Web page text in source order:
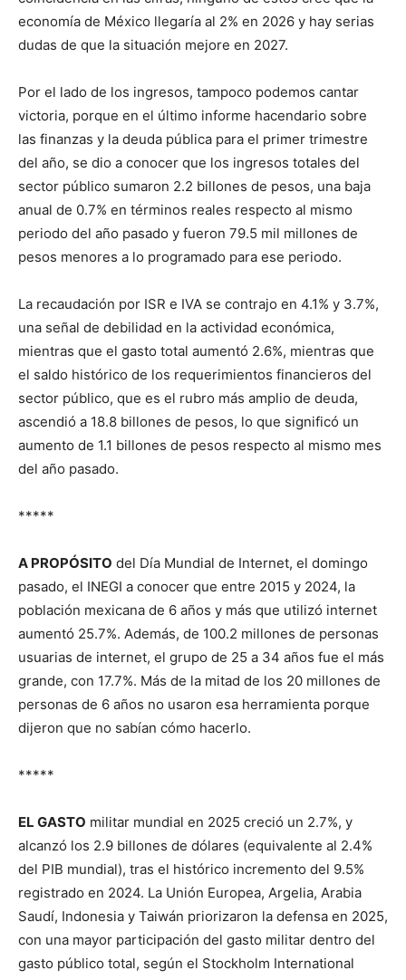
economía de México llegaría al 2% en 2026 y hay serias
dudas de que la situación mejore en 2027.
Por el lado de los ingresos, tampoco podemos cantar
victoria, porque en el último informe hacendario sobre
las finanzas y la deuda pública para el primer trimestre
del año, se dio a conocer que los ingresos totales del
sector público sumaron 2.2 billones de pesos, una baja
anual de 0.7% en términos reales respecto al mismo
periodo del año pasado y fueron 79.5 mil millones de
pesos menores a lo programado para ese periodo.
La recaudación por ISR e IVA se contrajo en 4.1% y 3.7%,
una señal de debilidad en la actividad económica,
mientras que el gasto total aumentó 2.6%, mientras que
el saldo histórico de los requerimientos financieros del
sector público, que es el rubro más amplio de deuda,
ascendió a 18.8 billones de pesos, lo que significó un
aumento de 1.1 billones de pesos respecto al mismo mes
del año pasado.
*****
A PROPÓSITO del Día Mundial de Internet, el domingo
pasado, el INEGI a conocer que entre 2015 y 2024, la
población mexicana de 6 años y más que utilizó internet
aumentó 25.7%. Además, de 100.2 millones de personas
usuarias de internet, el grupo de 25 a 34 años fue el más
grande, con 17.7%. Más de la mitad de los 20 millones de
personas de 6 años no usaron esa herramienta porque
dijeron que no sabían cómo hacerlo.
*****
EL GASTO militar mundial en 2025 creció un 2.7%, y
alcanzó los 2.9 billones de dólares (equivalente al 2.4%
del PIB mundial), tras el histórico incremento del 9.5%
registrado en 2024. La Unión Europea, Argelia, Arabia
Saudí, Indonesia y Taiwán priorizaron la defensa en 2025,
con una mayor participación del gasto militar dentro del
gasto público total, según el Stockholm International